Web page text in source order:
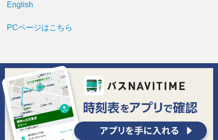
English
PCページはこちら